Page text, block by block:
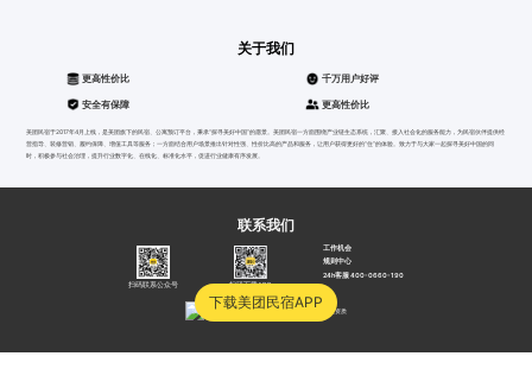
关于我们
更高性价比 千万用户好评
安全有保障 更高性价比
美团民宿于2017年4月上线，是美团旗下的民宿、公寓预订平台，秉承“探寻美好中国”的愿景。美团民宿一方面围绕产业链生态系统，汇聚、接入社会化的服务能力，为民宿伙伴提供经
营指导、装修营销、履约保障、增值工具等服务；一方面结合用户场景推出针对性强、性价比高的产品和服务，让用户获得更好的“住”的体验。致力于与大家一起探寻美好中国的同
时，积极参与社会治理，提升行业数字化、在线化、标准化水平，促进行业健康有序发展。
联系我们
扫码联系公众号 扫码下载APP
工作机会
规则中心
24h客服 400-0660-190
沪公网安备31010502000052号 沪B2-20040012 营业资质
下载美团民宿APP